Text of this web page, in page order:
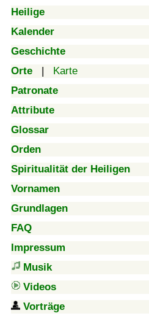
Heilige
Kalender
Geschichte
Orte | Karte
Patronate
Attribute
Glossar
Orden
Spiritualität der Heiligen
Vornamen
Grundlagen
FAQ
Impressum
Musik
Videos
Vorträge